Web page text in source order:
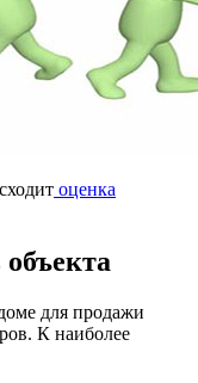
оценка
для продажи
К наиболее